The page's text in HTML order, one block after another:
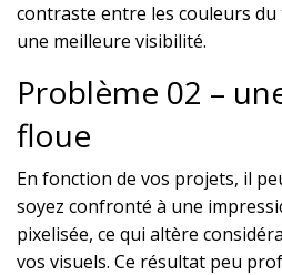
contraste entre les couleurs
une meilleure visibilité.
Problème 02 –
floue
En fonction de vos projets, il
soyez confronté à une
pixelisée, ce qui altère
vos visuels. Ce résultat peu